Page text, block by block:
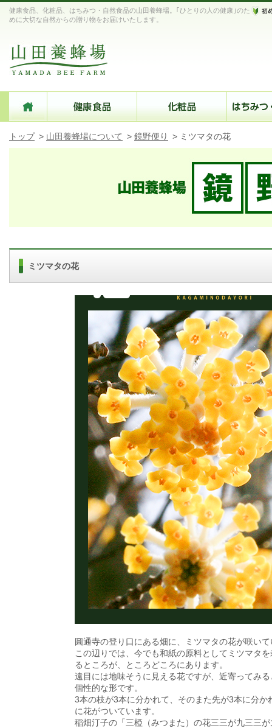
健康食品、化粧品、はちみつ・自然食品の山田養蜂場。｢ひとりの人の健康｣のた
めに大切な自然からの贈り物をお届けいたします。
トップ > 山田養蜂場について > 鏡野便り > ミツマタの花
ミツマタの花
圓通寺の登り口にある畑に、ミツマタの花が咲い
この辺りでは、今でも和紙の原料としてミツマタ
るところが、ところどころにあります。
遠目には地味そうに見える花ですが、近寄ってみ
個性的な形です。
3本の枝が3本に分かれて、そのまた先が3本に分か
に花がついています。
稲畑汀子の「三椏（みつまた）の花三三が九三三